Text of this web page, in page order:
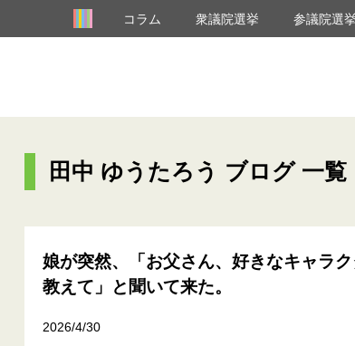
コラム 衆議院選挙 参議院選挙
田中 ゆうたろう ブログ 一覧
娘が突然、「お父さん、好きなキャラ
教えて」と聞いて来た。
2026/4/30